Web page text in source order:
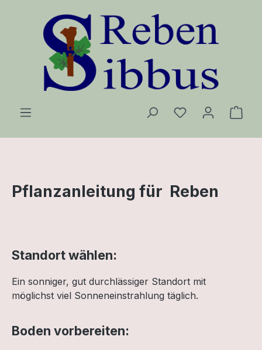
Zum Hauptinhalt springen
Pflanzanleitung für Reben
Standort wählen:
Ein sonniger, gut durchlässiger Standort mit
möglichst viel Sonneneinstrahlung täglich.
Boden vorbereiten: